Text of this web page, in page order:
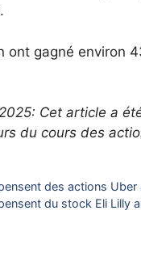
ont gagné environ
Cet article a
du cours des
des actions Uber
du stock Eli Lilly